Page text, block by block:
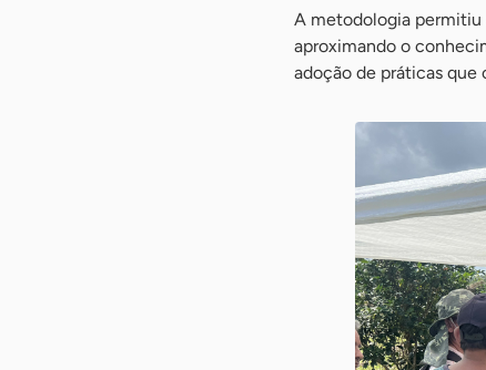
A metodologia permitiu
aproximando o
adoção de práticas que